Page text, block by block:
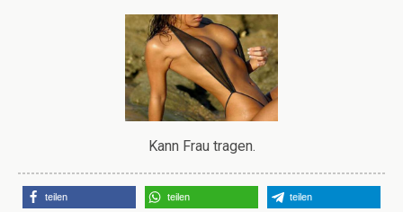
Kann Frau tragen.
teilen teilen teilen